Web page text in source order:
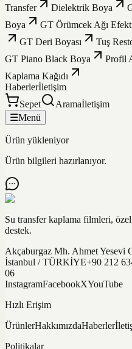
Transfer
Dielektrik Boya
Boya
GT Örümcek Ağı
GT Deri Boyası
Tuş
GT Piano Black Boya
Profil
Kaplama Kağıdı
Haberlerİletişim
Sepet
Aramaİletişim
☰Menü
Ürün yükleniyor
Ürün bilgileri hazırlanıyor.
Su transfer kaplama filmleri,
destek.
Akçaburgaz Mh. Ahmet Yesevi
İstanbul / TÜRKİYE+90 212
06
InstagramFacebookXYouTube
Hızlı Erişim
ÜrünlerHakkımızdaHaberler
Politikalar